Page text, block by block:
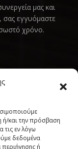
ή/και την πρόσβαση
εν λόγω
δεδομένα
ή
μας και
σας εγγυόμαστε
χρόνο.